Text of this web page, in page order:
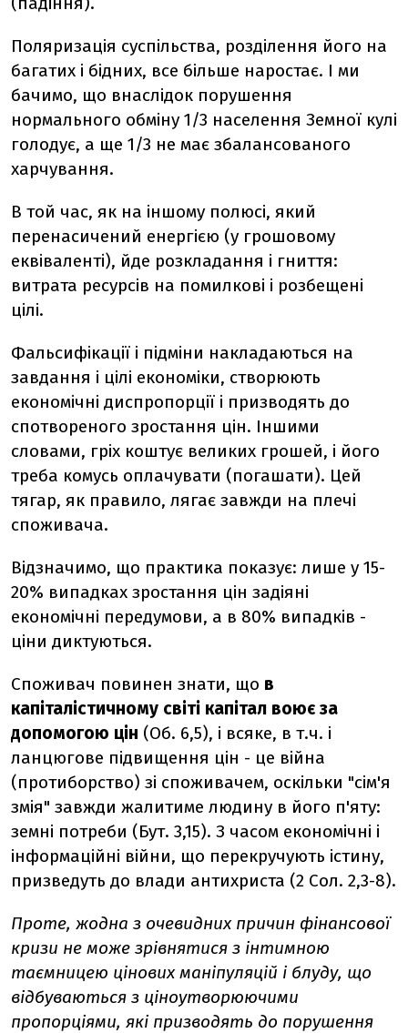
Поляризація суспільства, розділення його на
багатих і бідних, все більше наростає. І ми
бачимо, що внаслідок порушення
нормального обміну 1/3 населення Земної кулі
голодує, а ще 1/3 не має збалансованого
харчування.
В той час, як на іншому полюсі, який
перенасичений енергією (у грошовому
еквіваленті), йде розкладання і гниття:
витрата ресурсів на помилкові і розбещені
цілі.
Фальсифікації і підміни накладаються на
завдання і цілі економіки, створюють
економічні диспропорції і призводять до
спотвореного зростання цін. Іншими
словами, гріх коштує великих грошей, і його
треба комусь оплачувати (погашати). Цей
тягар, як правило, лягає завжди на плечі
споживача.
Відзначимо, що практика показує: лише у 15-
20% випадках зростання цін задіяні
економічні передумови, а в 80% випадків -
ціни диктуються.
Споживач повинен знати, що в
капіталістичному світі капітал воює за
допомогою цін (Об. 6,5), і всяке, в т.ч. і
ланцюгове підвищення цін - це війна
(протиборство) зі споживачем, оскільки "сім'я
змія" завжди жалитиме людину в його п'яту:
земні потреби (Бут. 3,15). З часом економічні і
інформаційні війни, що перекручують істину,
призведуть до влади антихриста (2 Сол. 2,3-8).
Проте, жодна з очевидних причин фінансової
кризи не може зрівнятися з інтимною
таємницею цінових маніпуляцій і блуду, що
відбуваються з ціноутворюючими
пропорціями, які призводять до порушення